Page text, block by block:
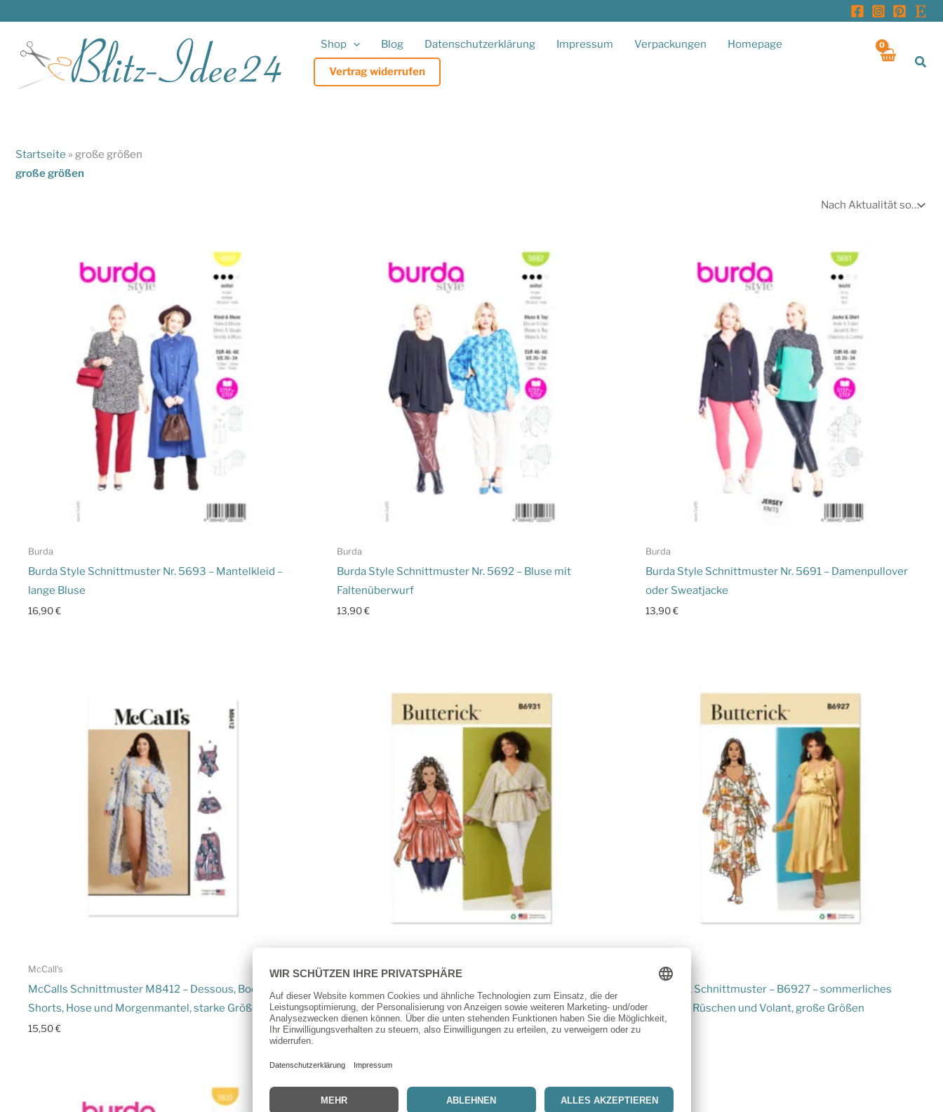
springen
Shop Blog Datenschutzerklärung Impressum Verpackungen Homepage
Vertrag widerrufen
Startseite » große größen
große größen
Burda
Burda Style Schnittmuster Nr. 5693 – Mantelkleid –
lange Bluse
16,90€
Burda
Burda Style Schnittmuster Nr. 5692 – Bluse mit
Faltenüberwurf
13,90€
Burda
Burda Style Schnittmuster Nr. 5691 – Damenpullover
oder Sweatjacke
13,90€
McCall's
McCalls Schnittmuster M8412 – Dessous, Body
Shorts, Hose und Morgenmantel, starke Größen
15,50€
Butterick
Butterick Schnittmuster – B6931 – kragenlose Bluse
mit Wickelcharakter, starke Größen
15,50€
Butterick
Butterick Schnittmuster – B6927 – sommerliches
Kleid mit Rüschen und Volant, große Größen